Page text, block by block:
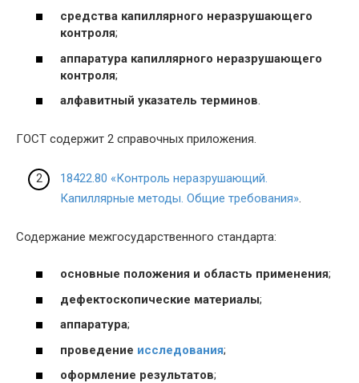
средства капиллярного неразрушающего
контроля;
аппаратура капиллярного неразрушающего
контроля;
алфавитный указатель терминов.
ГОСТ содержит 2 справочных приложения.
18422.80 «Контроль неразрушающий.
Капиллярные методы. Общие требования»
Содержание межгосударственного стандарта:
основные положения и область применения;
дефектоскопические материалы;
аппаратура;
проведение исследования;
оформление результатов;